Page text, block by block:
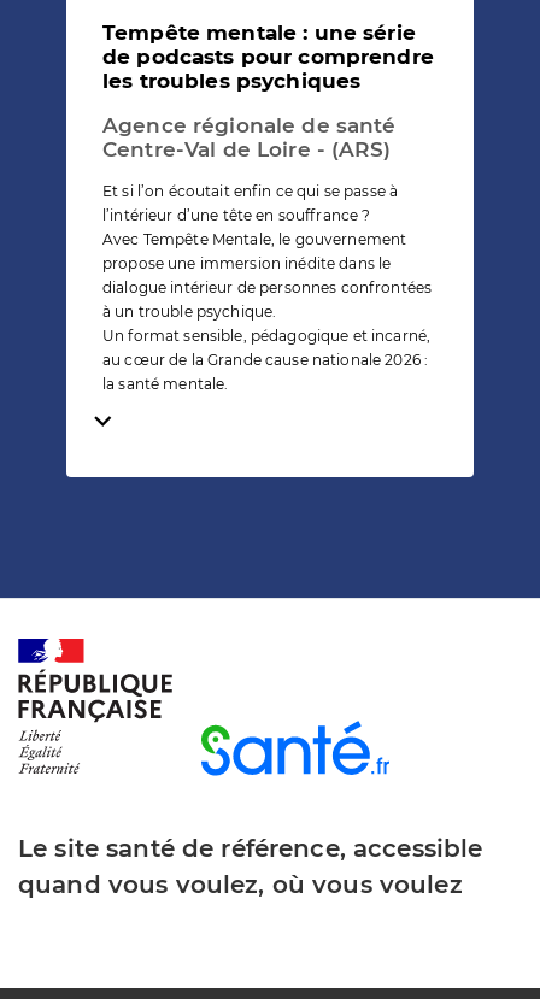
Tempête mentale : une série
de podcasts pour comprendre
les troubles psychiques
Agence régionale de santé
Centre-Val de Loire - (ARS)
Et si l’on écoutait enfin ce qui se passe à
l’intérieur d’une tête en souffrance ?
Avec Tempête Mentale, le gouvernement
propose une immersion inédite dans le
dialogue intérieur de personnes confrontées
à un trouble psychique.
Un format sensible, pédagogique et incarné,
au cœur de la Grande cause nationale 2026 :
la santé mentale.
Temps de lecture
Le site santé de référence, accessible
quand vous voulez, où vous voulez